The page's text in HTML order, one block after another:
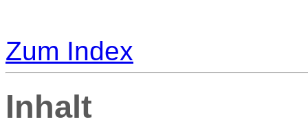
Zum Index
Inhalt